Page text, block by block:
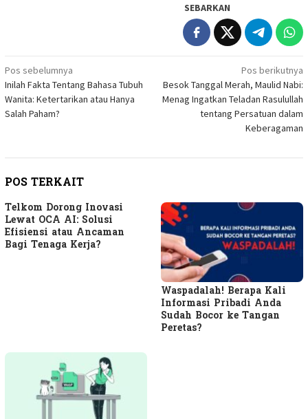
SEBARKAN
Navigasi
pos
Pos sebelumnya
Inilah Fakta Tentang Bahasa Tubuh
Wanita: Ketertarikan atau Hanya
Salah Paham?
Pos berikutnya
Besok Tanggal Merah, Maulid Nabi:
Menag Ingatkan Teladan Rasulullah
tentang Persatuan dalam
Keberagaman
POS TERKAIT
Telkom Dorong Inovasi
Lewat OCA AI: Solusi
Efisiensi atau Ancaman
Bagi Tenaga Kerja?
Waspadalah! Berapa Kali
Informasi Pribadi Anda
Sudah Bocor ke Tangan
Peretas?